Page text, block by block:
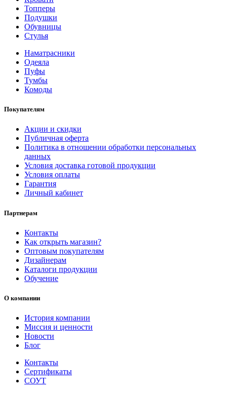
Топперы
Подушки
Обувницы
Стулья
Наматрасники
Одеяла
Пуфы
Тумбы
Комоды
Покупателям
Акции и скидки
Публичная оферта
Политика в отношении обработки персональных
данных
Условия доставка готовой продукции
Условия оплаты
Гарантия
Личный кабинет
Партнерам
Контакты
Как открыть магазин?
Оптовым покупателям
Дизайнерам
Каталоги продукции
Обучение
О компании
История компании
Миссия и ценности
Новости
Блог
Контакты
Сертификаты
СОУТ